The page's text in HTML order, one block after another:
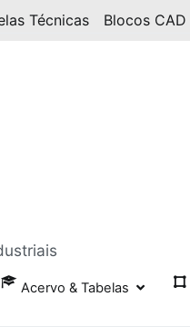
Técnicas Blocos CAD
Acervo & Tabelas